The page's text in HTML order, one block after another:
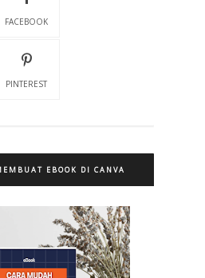
FACEBOOK
PINTEREST
EBOOK DI CANVA